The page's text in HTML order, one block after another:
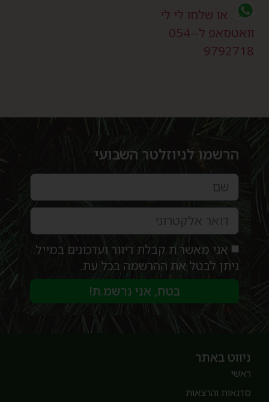
או שלחו לי לי
וואטסאפ ל-054-
הרשמו לניוזלטר השבועי
אני מאשר.ת קבלת דיוור ועדכונים במייל.
ניתן לבטל את ההרשמה בכל עת.
בטח, אני נרשמ.ת!
ניווט באתר
ראשי
סדנאות והרצאות